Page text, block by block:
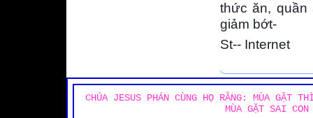
thức ăn, quần
giảm bớt-
St-- Internet
CHÚA JESUS PHÁN CÙNG HỌ RẰNG: MÙA GẶT
MÙA GẶT SAI